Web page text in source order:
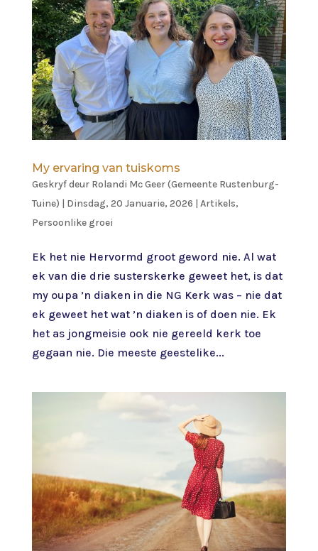
My ervaring van tuiskoms
Geskryf deur Rolandi Mc Geer (Gemeente Rustenburg-
Tuine) | Dinsdag, 20 Januarie, 2026 | Artikels,
Persoonlike groei
Ek het nie Hervormd groot geword nie. Al wat
ek van die drie susterskerke geweet het, is dat
my oupa ’n diaken in die NG Kerk was – nie dat
ek geweet het wat ’n diaken is of doen nie. Ek
het as jongmeisie ook nie gereeld kerk toe
gegaan nie. Die meeste geestelike...